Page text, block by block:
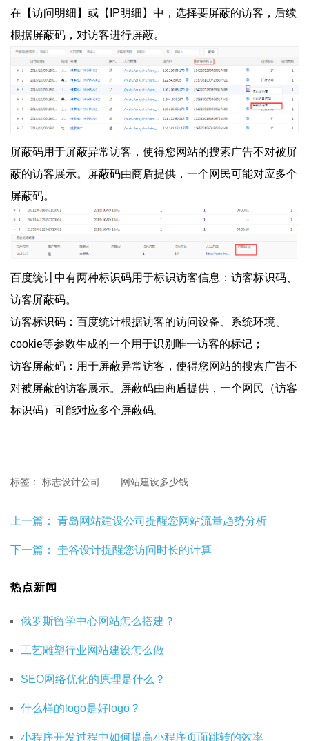
在【访问明细】或【IP明细】中，选择要屏蔽的访客，后续
根据屏蔽码，对访客进行屏蔽。
屏蔽码用于屏蔽异常访客，使得您网站的搜索广告不对被屏
蔽的访客展示。屏蔽码由商盾提供，一个网民可能对应多个
屏蔽码。
百度统计中有两种标识码用于标识访客信息：访客标识码、
访客屏蔽码。
访客标识码：百度统计根据访客的访问设备、系统环境、
cookie等参数生成的一个用于识别唯一访客的标记；
访客屏蔽码：用于屏蔽异常访客，使得您网站的搜索广告不
对被屏蔽的访客展示。屏蔽码由商盾提供，一个网民（访客
标识码）可能对应多个屏蔽码。
标签： 标志设计公司 网站建设多少钱
上一篇： 青岛网站建设公司提醒您网站流量趋势分析
下一篇： 圭谷设计提醒您访问时长的计算
热点新闻
俄罗斯留学中心网站怎么搭建？
工艺雕塑行业网站建设怎么做
SEO网络优化的原理是什么？
什么样的logo是好logo？
小程序开发过程中如何提高小程序页面跳转的效率